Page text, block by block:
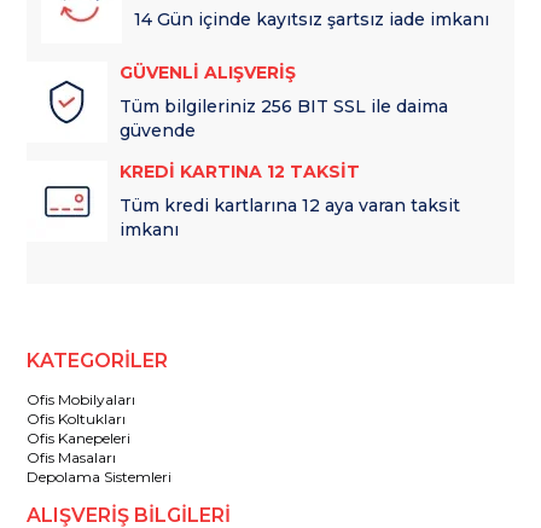
14 Gün içinde kayıtsız şartsız iade imkanı
GÜVENLİ ALIŞVERİŞ
Tüm bilgileriniz 256 BIT SSL ile daima
güvende
KREDİ KARTINA 12 TAKSİT
Tüm kredi kartlarına 12 aya varan taksit
imkanı
KATEGORİLER
Ofis Mobilyaları
Ofis Koltukları
Ofis Kanepeleri
Ofis Masaları
Depolama Sistemleri
ALIŞVERİŞ BİLGİLERİ